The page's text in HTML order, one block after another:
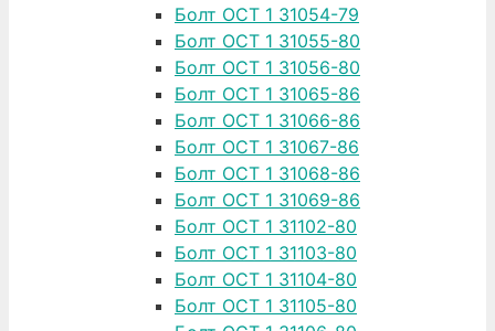
Болт ОСТ 1 31054-79
Болт ОСТ 1 31055-80
Болт ОСТ 1 31056-80
Болт ОСТ 1 31065-86
Болт ОСТ 1 31066-86
Болт ОСТ 1 31067-86
Болт ОСТ 1 31068-86
Болт ОСТ 1 31069-86
Болт ОСТ 1 31102-80
Болт ОСТ 1 31103-80
Болт ОСТ 1 31104-80
Болт ОСТ 1 31105-80